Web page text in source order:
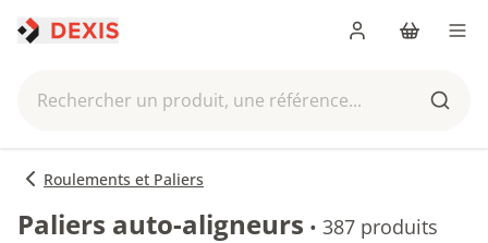
Rechercher un produit, une référence...
Panier
Roulements et Paliers
Paliers auto-aligneurs • 387 produits